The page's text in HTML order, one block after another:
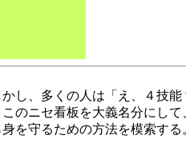
し、多くの人は「え、４
のニセ看板を大義名分にし
を守るための方法を模索する